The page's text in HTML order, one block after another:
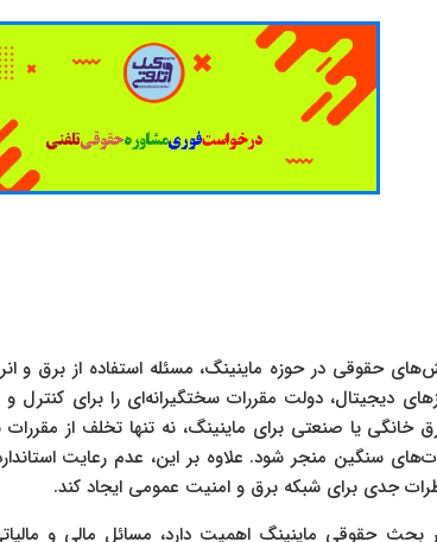
حقوقی در حوزه ماینینگ، مسئله استفاده از برق و
دیجیتال، دولت مقررات سختگیرانه‌ای را برای
خانگی یا صنعتی برای ماینینگ، نه تنها تخلف از
سنگین منجر شود. علاوه بر این، عدم رعایت
جدی برای شبکه برق و امنیت عمومی ایجاد کند.
حقوقی ماینینگ اهمیت دارد، مسائل مالی و